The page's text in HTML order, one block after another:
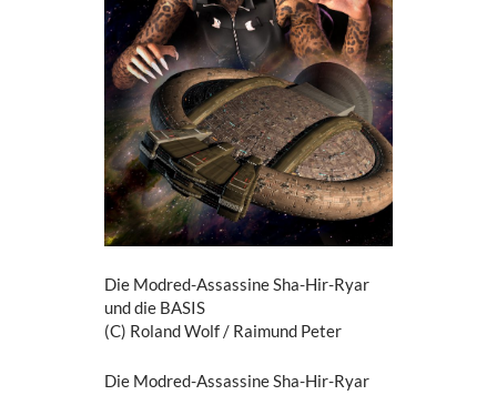
Die Modred-Assassine Sha-Hir-Ryar
und die BASIS
(C) Roland Wolf / Raimund Peter
Die Modred-Assassine Sha-Hir-Ryar